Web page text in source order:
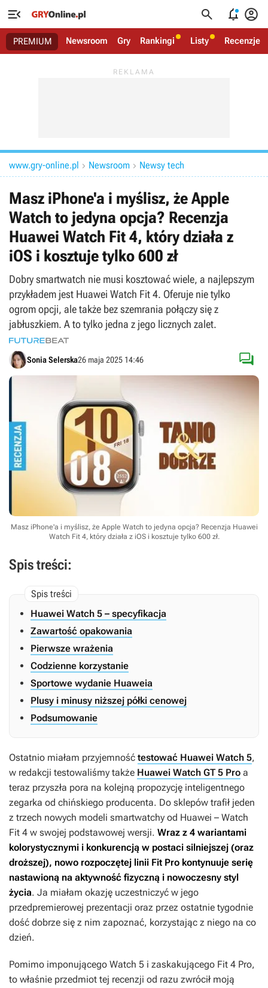
   
PREMIUM Newsroom Gry Rankingi Listy Recenzje
www.gry-online.pl  Newsroom  Newsy tech
Masz iPhone'a i myślisz, że Apple
Watch to jedyna opcja? Recenzja
Huawei Watch Fit 4, który działa z
iOS i kosztuje tylko 600 zł
Dobry smartwatch nie musi kosztować wiele, a najlepszym
przykładem jest Huawei Watch Fit 4. Oferuje nie tylko
ogrom opcji, ale także bez szemrania połączy się z
jabłuszkiem. A to tylko jedna z jego licznych zalet.
Sonia Selerska26 maja 2025 14:46 
Masz iPhone'a i myślisz, że Apple Watch to jedyna opcja? Recenzja Huawei
Watch Fit 4, który działa z iOS i kosztuje tylko 600 zł.
Spis treści:
Huawei Watch 5 – specyfikacja
Zawartość opakowania
Pierwsze wrażenia
Codzienne korzystanie
Sportowe wydanie Huaweia
Plusy i minusy niższej półki cenowej
Podsumowanie
Ostatnio miałam przyjemność testować Huawei Watch 5,
w redakcji testowaliśmy także Huawei Watch GT 5 Pro a
teraz przyszła pora na kolejną propozycję inteligentnego
zegarka od chińskiego producenta. Do sklepów trafił jeden
z trzech nowych modeli smartwatchy od Huawei – Watch
Fit 4 w swojej podstawowej wersji. Wraz z 4 wariantami
kolorystycznymi i konkurencją w postaci silniejszej (oraz
droższej), nowo rozpoczętej linii Fit Pro kontynuuje serię
nastawioną na aktywność fizyczną i nowoczesny styl
życia. Ja miałam okazję uczestniczyć w jego
przedpremierowej prezentacji oraz przez ostatnie tygodnie
dość dobrze się z nim zapoznać, korzystając z niego na co
dzień.
Pomimo imponującego Watch 5 i zaskakującego Fit 4 Pro,
to właśnie przedmiot tej recenzji od razu zwrócił moją